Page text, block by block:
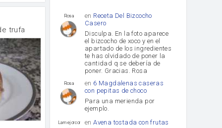
trufa
Rosa en Receta Del Bizcocho
Casero
Disculpa. En la foto aparece
el bizcocho de xoco y en el
apartado de los ingredientes
te has olvidado de poner la
cantidad q se debería de
poner. Gracias. Rosa
Rosa en 6 Magdalenas caseras
con pepitas de choco
Para una merienda por
ejemplo.
lamejorcomida
enAvena tostada con frutas